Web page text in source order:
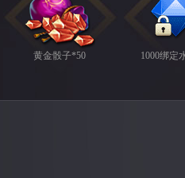
黄金骰子*50 1000绑定